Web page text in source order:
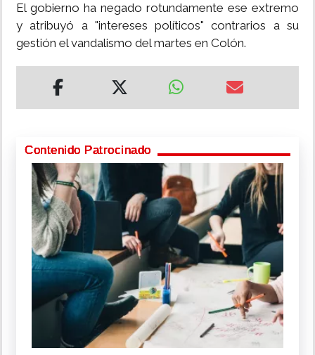
El gobierno ha negado rotundamente ese extremo
y atribuyó a "intereses políticos" contrarios a su
gestión el vandalismo del martes en Colón.
Contenido Patrocinado